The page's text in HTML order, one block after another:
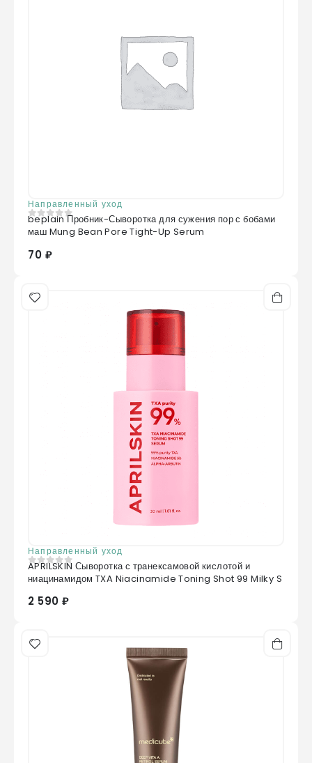
Направленный уход
0 из 5
beplain Пробник-Сыворотка для сужения пор с бобами
маш Mung Bean Pore Tight-Up Serum
70 ₽
Направленный уход
0из 5
APRILSKIN Сыворотка с транексамовой кислотой и
ниацинамидом TXA Niacinamide Toning Shot 99 Milky S
2 590 ₽